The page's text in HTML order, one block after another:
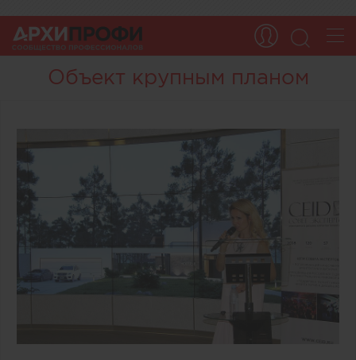
Объект крупным планом